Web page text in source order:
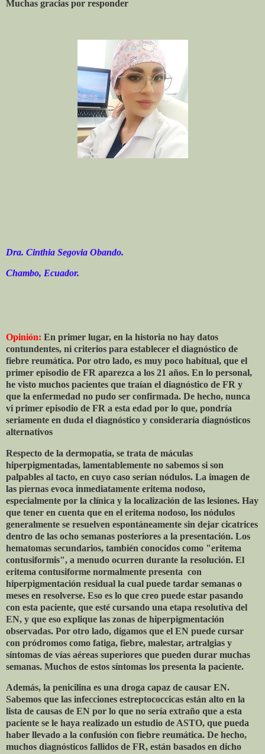
Muchas gracias por responder
Dra. Cinthia Segovia Obando.
Chambo, Ecuador.
Opinión: En primer lugar, en la historia no hay datos
contundentes, ni criterios para establecer el diagnóstico de
fiebre reumática. Por otro lado, es muy poco habitual, que el
primer episodio de FR aparezca a los 21 años. En lo personal,
he visto muchos pacientes que traían el diagnóstico de FR y
que la enfermedad no pudo ser confirmada. De hecho, nunca
vi primer episodio de FR a esta edad por lo que, pondría
seriamente en duda el diagnóstico y consideraría diagnósticos
alternativos
Respecto de la dermopatía, se trata de máculas
hiperpigmentadas, lamentablemente no sabemos si son
palpables al tacto, en cuyo caso serían nódulos. La imagen de
las piernas evoca inmediatamente eritema nodoso,
especialmente por la clínica y la localización de las lesiones. Hay
que tener en cuenta que en el eritema nodoso, los nódulos
generalmente se resuelven espontáneamente sin dejar cicatrices
dentro de las ocho semanas posteriores a la presentación. Los
hematomas secundarios, también conocidos como "eritema
contusiformis", a menudo ocurren durante la resolución. El
eritema contusiforme normalmente presenta con
hiperpigmentación residual la cual puede tardar semanas o
meses en resolverse. Eso es lo que creo puede estar pasando
con esta paciente, que esté cursando una etapa resolutiva del
EN, y que eso explique las zonas de hiperpigmentación
observadas. Por otro lado, digamos que el EN puede cursar
con pródromos como fatiga, fiebre, malestar, artralgias y
síntomas de vías aéreas superiores que pueden durar muchas
semanas. Muchos de estos síntomas los presenta la paciente.
Además, la penicilina es una droga capaz de causar EN.
Sabemos que las infecciones estreptococcicas están alto en la
lista de causas de EN por lo que no sería extraño que a esta
paciente se le haya realizado un estudio de ASTO, que pueda
haber llevado a la confusión con fiebre reumática. De hecho,
muchos diagnósticos fallidos de FR, están basados en dicho